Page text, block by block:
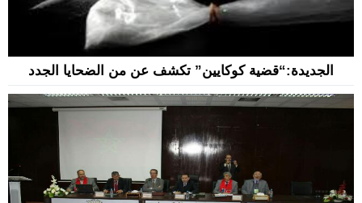
الجديدة:“قضية كوكايين” تكشف عن من الضحايا الجدد